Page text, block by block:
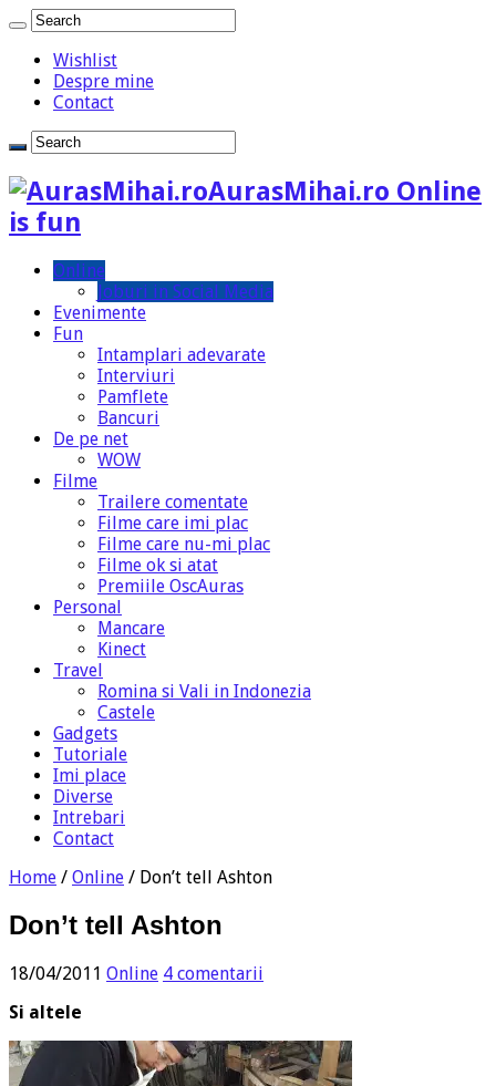
Wishlist
Despre mine
Contact
AurasMihai.ro Online
is fun
Online
Joburi in Social Media
Evenimente
Fun
Intamplari adevarate
Interviuri
Pamflete
Bancuri
De pe net
WOW
Filme
Trailere comentate
Filme care imi plac
Filme care nu-mi plac
Filme ok si atat
Premiile OscAuras
Personal
Mancare
Kinect
Travel
Romina si Vali in Indonezia
Castele
Gadgets
Tutoriale
Imi place
Diverse
Intrebari
Contact
Home / Online / Don’t tell Ashton
Don’t tell Ashton
18/04/2011 Online 4 comentarii
Si altele